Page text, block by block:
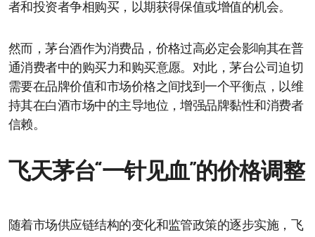
者和投资者争相购买，以期获得保值或增值的机会。
然而，茅台酒作为消费品，价格过高必定会影响其在普
通消费者中的购买力和购买意愿。对此，茅台公司迫切
需要在品牌价值和市场价格之间找到一个平衡点，以维
持其在白酒市场中的主导地位，增强品牌黏性和消费者
信赖。
飞天茅台“一针见血”的价格调整
随着市场供应链结构的变化和监管政策的逐步实施，飞